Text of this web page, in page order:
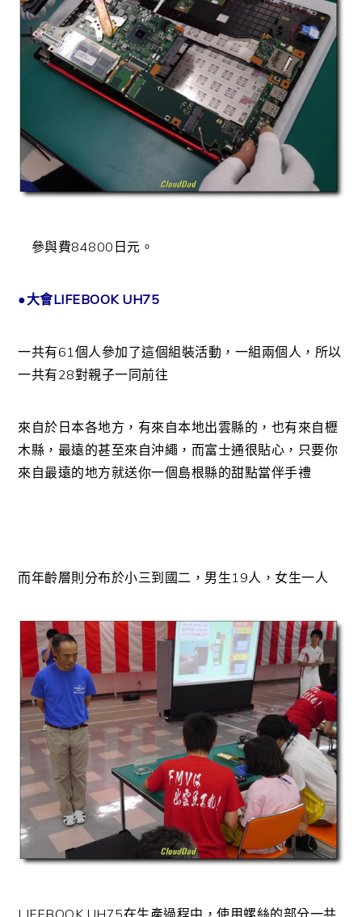
參與費84800日元。
●大會LIFEBOOK UH75
一共有61個人參加了這個組裝活動，一組兩個人，所以
一共有28對親子一同前往
來自於日本各地方，有來自本地出雲縣的，也有來自櫪
木縣，最遠的甚至來自沖繩，而富士通很貼心，只要你
來自最遠的地方就送你一個島根縣的甜點當伴手禮
而年齡層則分布於小三到國二，男生19人，女生一人
LIFEBOOK UH75在生產過程中，使用螺絲的部分一共